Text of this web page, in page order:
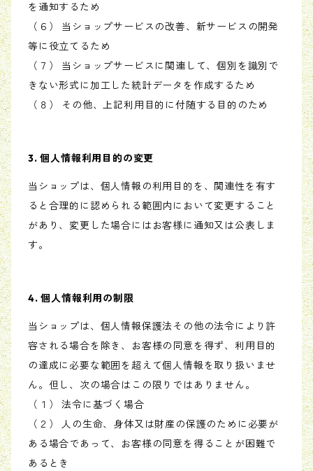
を通知するため
（６） 当ショップサービスの改善、新サービスの開発
等に役立てるため
（７） 当ショップサービスに関連して、個別を識別で
きない形式に加工した統計データを作成するため
（８） その他、上記利用目的に付随する目的のため
3. 個人情報利用目的の変更
当ショップは、個人情報の利用目的を、関連性を有す
ると合理的に認められる範囲内において変更すること
があり、変更した場合にはお客様に通知又は公表しま
す。
4. 個人情報利用の制限
当ショップは、個人情報保護法その他の法令により許
容される場合を除き、お客様の同意を得ず、利用目的
の達成に必要な範囲を超えて個人情報を取り扱いませ
ん。但し、次の場合はこの限りではありません。
（１） 法令に基づく場合
（２） 人の生命、身体又は財産の保護のために必要が
ある場合であって、お客様の同意を得ることが困難で
あるとき